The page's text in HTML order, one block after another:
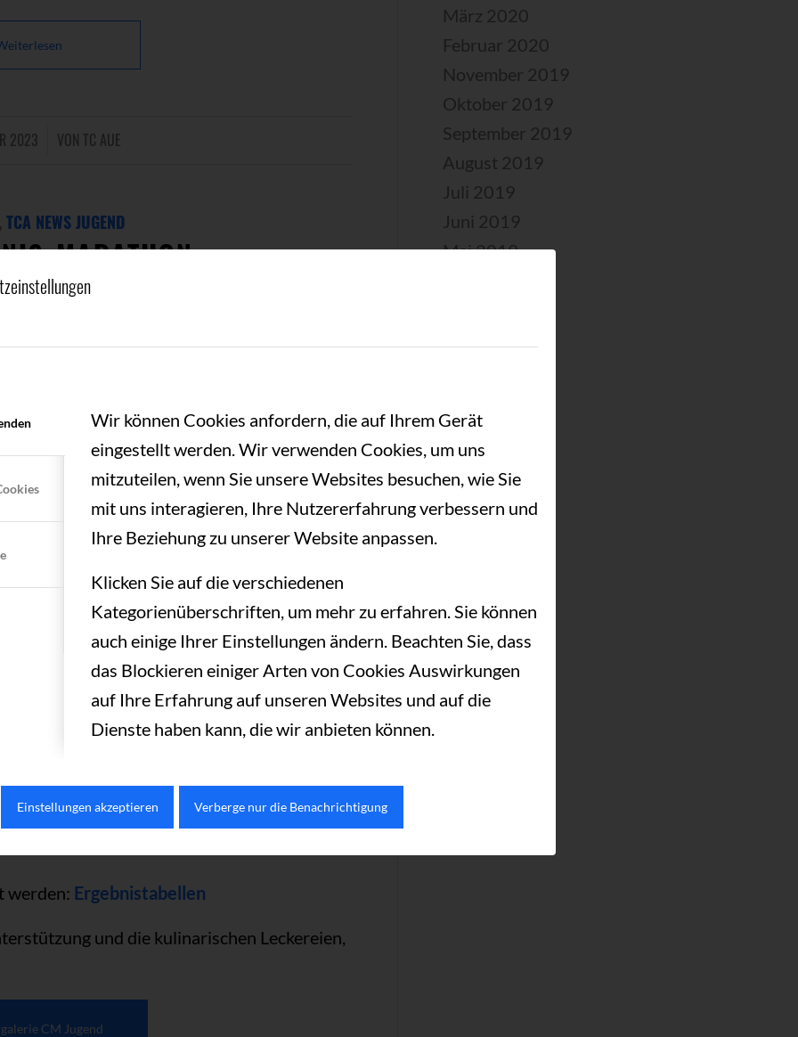
Wir können Cookies anfordern, die auf Ihrem Gerät
eingestellt werden. Wir verwenden Cookies, um uns
mitzuteilen, wenn Sie unsere Websites besuchen, wie Sie
mit uns interagieren, Ihre Nutzererfahrung verbessern und
Ihre Beziehung zu unserer Website anpassen.
Klicken Sie auf die verschiedenen
Kategorienüberschriften, um mehr zu erfahren. Sie können
auch einige Ihrer Einstellungen ändern. Beachten Sie, dass
das Blockieren einiger Arten von Cookies Auswirkungen
auf Ihre Erfahrung auf unseren Websites und auf die
Dienste haben kann, die wir anbieten können.
Einstellungen akzeptieren Verberge nur die Benachrichtigung
2023 VON TC AUE
TCA NEWS JUGEND
MARATHON
und Doppelwettbewerb endete die
Jungs. Was für tolle Spiele haben
Gruppenphase wurden 9 im Tiebreak
die Ergebnisse sehr eng. Um die
erste Tag nicht aus und jeder Punkt musste
sich zu einem spannenden Kampf:
im Tiebreak der Sieger ermittelt.
auch das Doppelturnier gespielt. Jeder
zu geben. Die jüngeren Teilnehmer
zu Medaillen und Preisen sammelten
altersübergreifend neue
werden: Ergebnistabellen
und die kulinarischen Leckereien,
CM Jugend
März 2020
Februar 2020
November 2019
Oktober 2019
September 2019
August 2019
Juli 2019
Juni 2019
Mai 2019